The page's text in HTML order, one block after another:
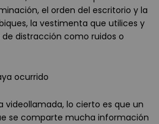
el orden del escritorio y la
la vestimenta que utilices y
distracción como ruidos o
ocurrido
videollamada, lo cierto es que un
se comparte mucha información